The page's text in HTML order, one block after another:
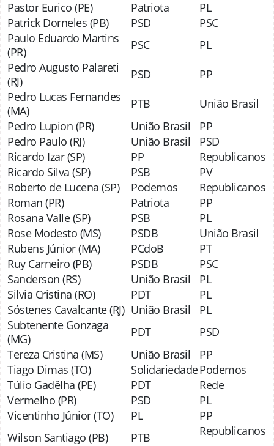
Pastor Eurico (PE)
Patriota
PL
Patrick Dorneles (PB)
PSD
PSC
Paulo Eduardo Martins
(PR)
PSC
PL
Pedro Augusto Palareti
(RJ)
PSD
PP
Pedro Lucas Fernandes
(MA)
PTB
União Brasil
Pedro Lupion (PR)
União Brasil
PP
Pedro Paulo (RJ)
União Brasil
PSD
Ricardo Izar (SP)
PP
Republicanos
Ricardo Silva (SP)
PSB
PV
Roberto de Lucena (SP)
Podemos
Republicanos
Roman (PR)
Patriota
PP
Rosana Valle (SP)
PSB
PL
Rose Modesto (MS)
PSDB
União Brasil
Rubens Júnior (MA)
PCdoB
PT
Ruy Carneiro (PB)
PSDB
PSC
Sanderson (RS)
União Brasil
PL
Silvia Cristina (RO)
PDT
PL
Sóstenes Cavalcante (RJ) União Brasil
PL
Subtenente Gonzaga
(MG)
PDT
PSD
Tereza Cristina (MS)
União Brasil
PP
Tiago Dimas (TO)
SolidariedadePodemos
Túlio Gadêlha (PE)
PDT
Rede
Vermelho (PR)
PSD
PL
Vicentinho Júnior (TO)
PL
PP
Wilson Santiago (PB)
PTB Republicanos